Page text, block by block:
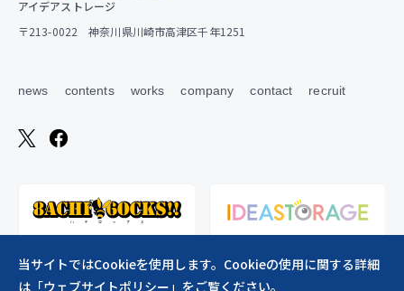
アイデアストレージ
〒213-0022 神奈川県川崎市高津区千年1251
news contents works company contact recruit
当サイトではCookieを使用します。Cookieの使用に関する詳細
は「ウェブサイトポリシー 」をご覧ください。